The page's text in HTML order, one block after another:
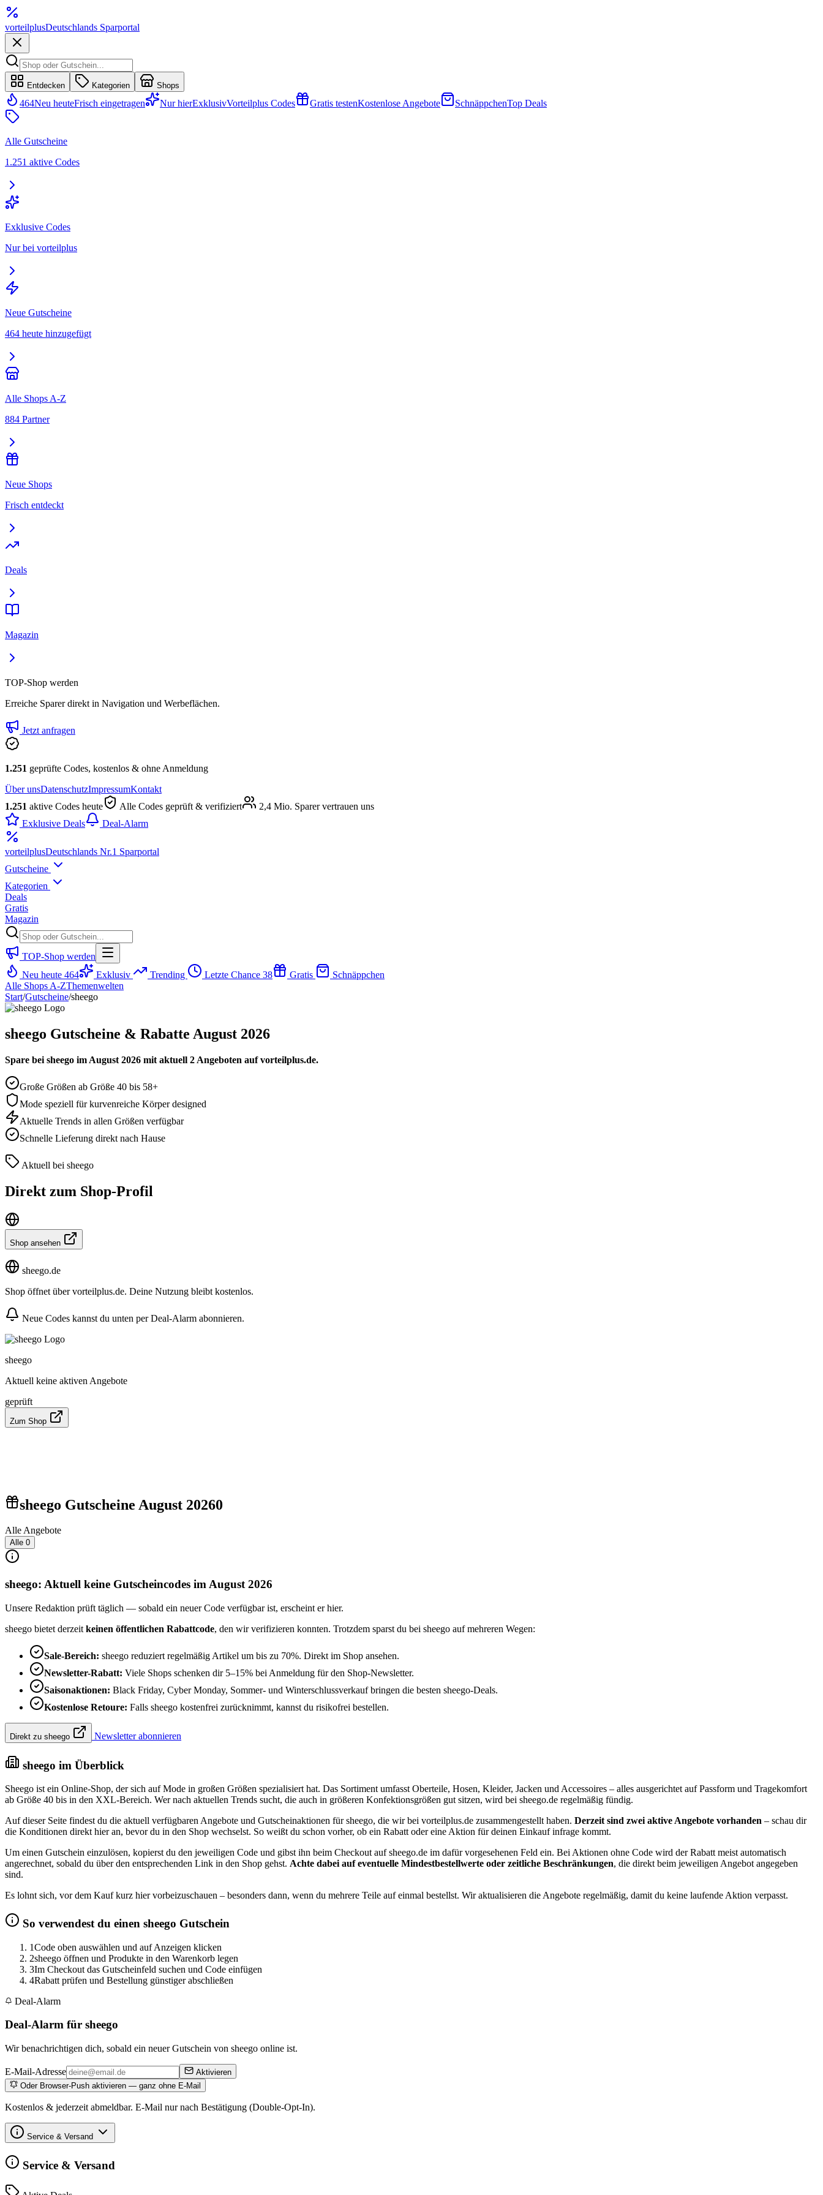
vorteilplusDeutschlands Sparportal
Entdecken Kategorien Shops
464Neu heuteFrisch eingetragen Nur hierExklusivVorteilplus Codes Gratis testenKostenlose Angebote SchnäppchenTop Deals
Alle Gutscheine
1.251 aktive Codes
Exklusive Codes
Nur bei vorteilplus
Neue Gutscheine
464 heute hinzugefügt
Alle Shops A-Z
884 Partner
Neue Shops
Frisch entdeckt
Deals
Magazin
TOP-Shop werden
Erreiche Sparer direkt in Navigation und Werbeflächen.
Jetzt anfragen
1.251 geprüfte Codes, kostenlos & ohne Anmeldung
Über unsDatenschutzImpressumKontakt
1.251 aktive Codes heute Alle Codes geprüft & verifiziert
2,4 Mio. Sparer vertrauen uns
Exklusive Deals
Deal-Alarm
vorteilplusDeutschlands Nr.1 Sparportal
Gutscheine
Kategorien
Deals
Gratis
Magazin
TOP-Shop werden
Neu heute 464 Exklusiv Trending Letzte Chance 38 Gratis
Schnäppchen
Alle Shops A-ZThemenwelten
Start/Gutscheine/sheego
sheego Gutscheine & Rabatte August 2026
Spare bei sheego im August 2026 mit aktuell 2 Angeboten auf vorteilplus.de.
Große Größen ab Größe 40 bis 58+
Mode speziell für kurvenreiche Körper designed
Aktuelle Trends in allen Größen verfügbar
Schnelle Lieferung direkt nach Hause
Aktuell bei sheego
Direkt zum Shop-Profil
Shop ansehen
sheego.de
Shop öffnet über vorteilplus.de. Deine Nutzung bleibt kostenlos.
Neue Codes kannst du unten per Deal-Alarm abonnieren.
sheego
Aktuell keine aktiven Angebote
geprüft
Zum Shop
sheego Gutscheine August 20260
Alle Angebote
Alle 0
sheego: Aktuell keine Gutscheincodes im August 2026
Unsere Redaktion prüft täglich — sobald ein neuer Code verfügbar ist, erscheint er hier.
sheego bietet derzeit keinen öffentlichen Rabattcode, den wir verifizieren konnten. Trotzdem sparst du bei sheego auf mehreren Wegen:
Sale-Bereich: sheego reduziert regelmäßig Artikel um bis zu 70%. Direkt im Shop ansehen.
Newsletter-Rabatt: Viele Shops schenken dir 5–15% bei Anmeldung für den Shop-Newsletter.
Saisonaktionen: Black Friday, Cyber Monday, Sommer- und Winterschlussverkauf bringen die besten sheego-Deals.
Kostenlose Retoure: Falls sheego kostenfrei zurücknimmt, kannst du risikofrei bestellen.
Direkt zu sheego Newsletter abonnieren
sheego im Überblick
Sheego ist ein Online-Shop, der sich auf Mode in großen Größen spezialisiert hat. Das Sortiment umfasst Oberteile, Hosen, Kleider, Jacken und Accessoires – alles ausgerichtet auf Passform und Tragekomfort
ab Größe 40 bis in den XXL-Bereich. Wer nach aktuellen Trends sucht, die auch in größeren Konfektionsgrößen gut sitzen, wird bei sheego.de regelmäßig fündig.
Auf dieser Seite findest du die aktuell verfügbaren Angebote und Gutscheinaktionen für sheego, die wir bei vorteilplus.de zusammengestellt haben. Derzeit sind zwei aktive Angebote vorhanden – schau dir
die Konditionen direkt hier an, bevor du in den Shop wechselst. So weißt du schon vorher, ob ein Rabatt oder eine Aktion für deinen Einkauf infrage kommt.
Um einen Gutschein einzulösen, kopierst du den jeweiligen Code und gibst ihn beim Checkout auf sheego.de im dafür vorgesehenen Feld ein. Bei Aktionen ohne Code wird der Rabatt meist automatisch
angerechnet, sobald du über den entsprechenden Link in den Shop gehst. Achte dabei auf eventuelle Mindestbestellwerte oder zeitliche Beschränkungen, die direkt beim jeweiligen Angebot angegeben
sind.
Es lohnt sich, vor dem Kauf kurz hier vorbeizuschauen – besonders dann, wenn du mehrere Teile auf einmal bestellst. Wir aktualisieren die Angebote regelmäßig, damit du keine laufende Aktion verpasst.
So verwendest du einen sheego Gutschein
1Code oben auswählen und auf Anzeigen klicken
2sheego öffnen und Produkte in den Warenkorb legen
3Im Checkout das Gutscheinfeld suchen und Code einfügen
4Rabatt prüfen und Bestellung günstiger abschließen
Deal-Alarm
Deal-Alarm für sheego
Wir benachrichtigen dich, sobald ein neuer Gutschein von sheego online ist.
E-Mail-Adresse
Aktivieren
Oder Browser-Push aktivieren — ganz ohne E-Mail
Kostenlos & jederzeit abmeldbar. E-Mail nur nach Bestätigung (Double-Opt-In).
Service & Versand
Service & Versand